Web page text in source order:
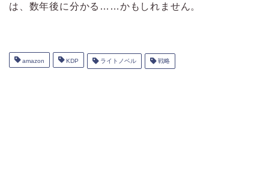
は、数年後に分かる……かもしれません。
amazon KDP ライトノベル 戦略